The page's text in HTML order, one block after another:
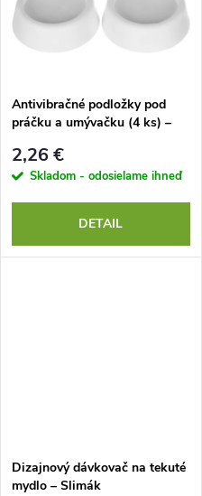
Antivibračné podložky pod
práčku a umývačku (4 ks) –
2,26 €
Skladom - odosielame ihneď
DETAIL
Dizajnový dávkovač na tekuté
mydlo – Slimák